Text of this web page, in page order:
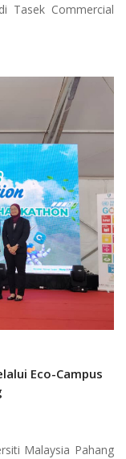
Tasek Commercial
Eco-Campus
Malaysia Pahang